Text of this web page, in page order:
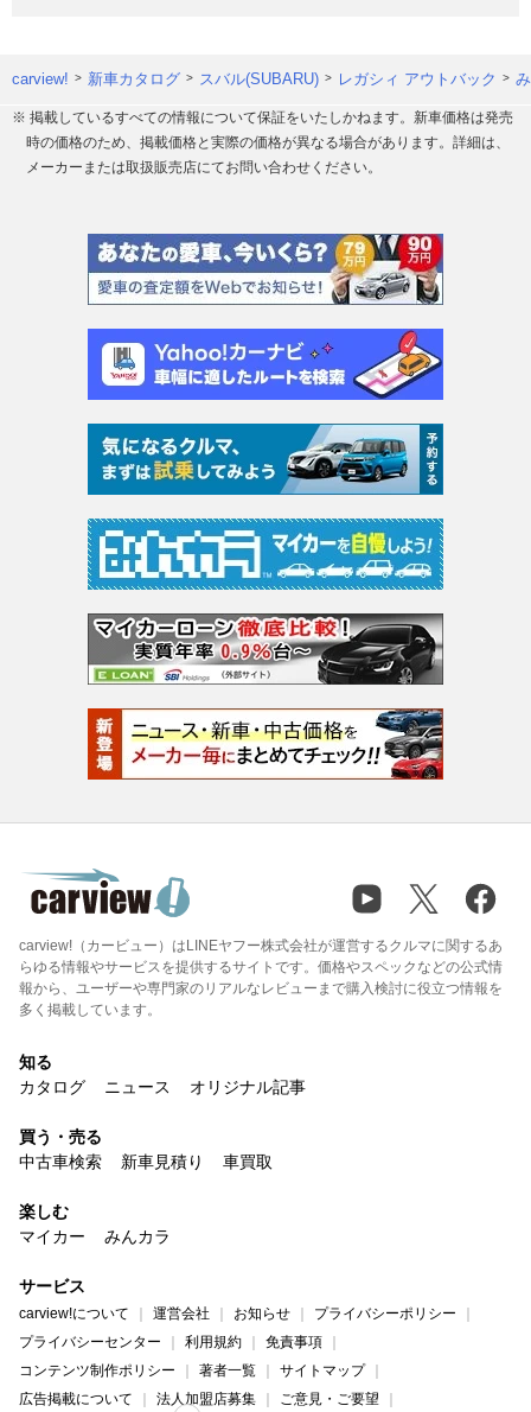
carview! 新車カタログ スバル(SUBARU) レガシィ アウトバック
※ 掲載しているすべての情報について保証をいたしかねます。新車価格は発売
時の価格のため、掲載価格と実際の価格が異なる場合があります。詳細は、
メーカーまたは取扱販売店にてお問い合わせください。
carview!（カービュー）はLINEヤフー株式会社が運営するクルマに関するあ
らゆる情報やサービスを提供するサイトです。価格やスペックなどの公式情
報から、ユーザーや専門家のリアルなレビューまで購入検討に役立つ情報を
多く掲載しています。
知る
カタログ
ニュース オリジナル記事
買う・売る
中古車検索
新車見積り 車買取
楽しむ
マイカー
みんカラ
サービス
carview!について 運営会社 お知らせ
プライバシーポリシー
プライバシーセンター
利用規約
免責事項
コンテンツ制作ポリシー
著者一覧
サイトマップ
広告掲載について
法人加盟店募集 ご意見・ご要望